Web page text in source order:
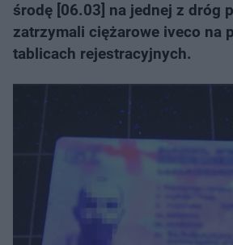
środę [06.03] na jednej z dróg
zatrzymali ciężarowe iveco na
tablicach rejestracyjnych.